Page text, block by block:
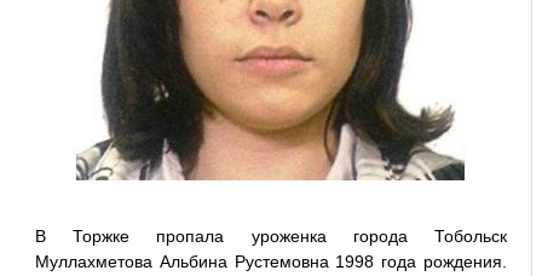
В Торжке пропала уроженка города Тобольск
Муллахметова Альбина Рустемовна 1998 года рождения.